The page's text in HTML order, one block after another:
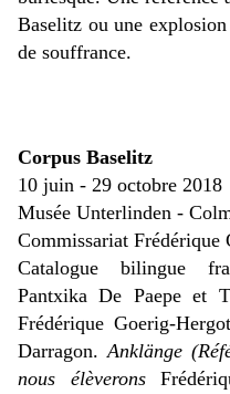
Baselitz ou une
de souffrance.
Corpus Baselitz
10 juin - 29 octobre 2018
Musée Unterlinden -
Commissariat Frédérique
Catalogue bilingue
Pantxika De Paepe et
Frédérique Goerig-
Darragon.Anklänge
nous élèverons